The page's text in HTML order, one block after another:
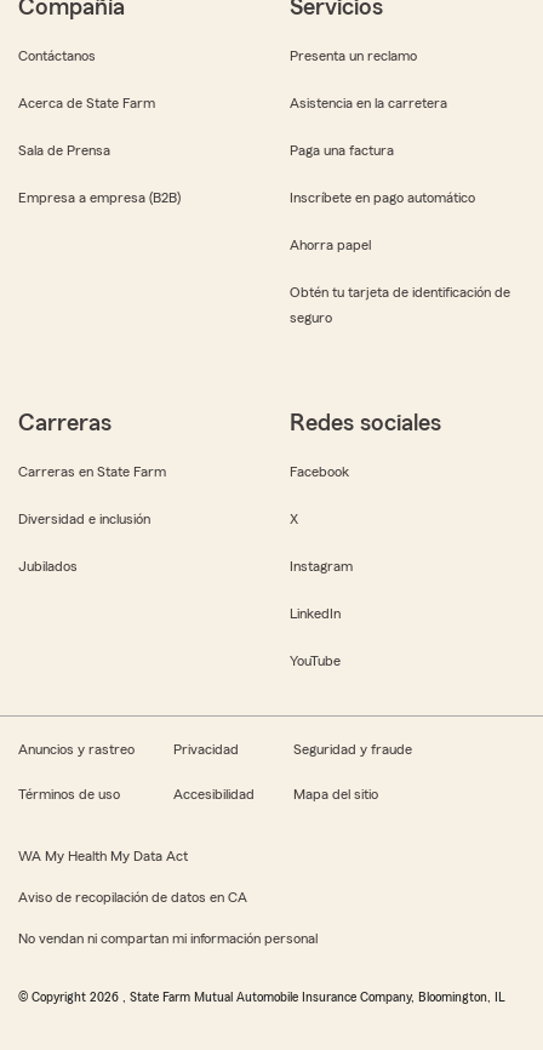
Compañía
Contáctanos
Acerca de State Farm
Sala de Prensa
Empresa a empresa (B2B)
Servicios
Presenta un reclamo
Asistencia en la carretera
Paga una factura
Inscríbete en pago automático
Ahorra papel
Obtén tu tarjeta de identificación de
seguro
Carreras
Carreras en State Farm
Diversidad e inclusión
Jubilados
Redes sociales
Facebook
X
Instagram
LinkedIn
YouTube
Anuncios y rastreo Privacidad Seguridad y fraude
Términos de uso Accesibilidad Mapa del sitio
WA My Health My Data Act
Aviso de recopilación de datos en CA
No vendan ni compartan mi información personal
© Copyright 2026 , State Farm Mutual Automobile Insurance Company, Bloomington, IL